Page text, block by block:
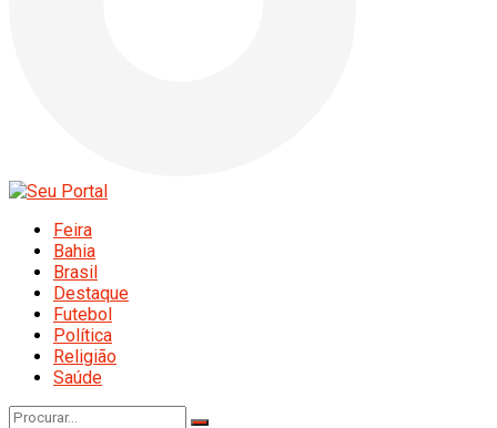
Feira
Bahia
Brasil
Destaque
Futebol
Política
Religião
Saúde